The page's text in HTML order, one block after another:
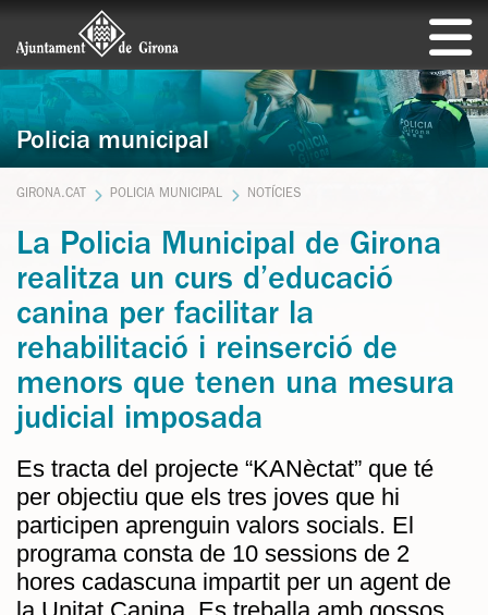
Policia municipal
GIRONA.CAT POLICIA MUNICIPAL NOTÍCIES
La Policia Municipal de Girona
realitza un curs d’educació
canina per facilitar la
rehabilitació i reinserció de
menors que tenen una mesura
judicial imposada
Es tracta del projecte “KANèctat” que té
per objectiu que els tres joves que hi
participen aprenguin valors socials. El
programa consta de 10 sessions de 2
hores cadascuna impartit per un agent de
la Unitat Canina. Es treballa amb gossos